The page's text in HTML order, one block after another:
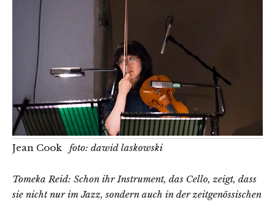
Jean Cook foto: dawid laskowski
Tomeka Reid: Schon ihr Instrument, das Cello, zeigt, dass
sie nicht nur im Jazz, sondern auch in der zeitgenössischen